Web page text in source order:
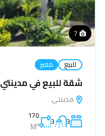
7
للبيع مميز
شقة للبيع في مدينتي
مدينتي
3
3
170
M²